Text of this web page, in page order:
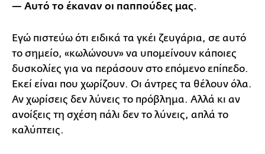
— Αυτό το έκαναν οι παππούδες μας.
Εγώ πιστεύω ότι ειδικά τα γκέι ζευγάρια, σε αυτό
το σημείο, «κωλώνουν» να υπομείνουν κάποιες
δυσκολίες για να περάσουν στο επόμενο επίπεδο.
Εκεί είναι που χωρίζουν. Οι άντρες τα θέλουν όλα.
Αν χωρίσεις δεν λύνεις το πρόβλημα. Αλλά κι αν
ανοίξεις τη σχέση πάλι δεν το λύνεις, απλά το
καλύπτεις.